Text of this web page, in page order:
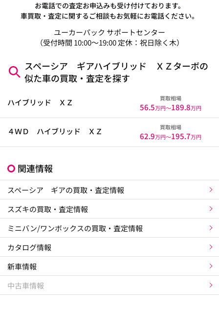
お電話での査定お申込みも受け付けております。
車買取・査定に関するご相談もお気軽にお電話ください。
ユーカーパック サポートセンター
（受付時間 10:00～19:00 定休：祝日除く木）
スペーシア ギアハイブリッド ＸＺターボの
似た車の買取・査定を探す
ハイブリッド ＸＺ 買取相場
56.5万円〜189.8万円
４ＷＤ ハイブリッド ＸＺ 買取相場
62.9万円〜195.7万円
関連情報
スペーシア ギアの買取・査定情報
スズキの買取・査定情報
ミニバン/ワンボックスの買取・査定情報
カタログ情報
新車情報
中古車情報
×